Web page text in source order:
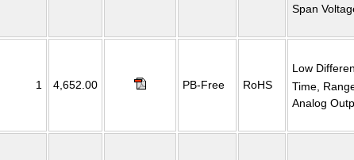
Span
1 4,652.00 PB-Free RoHS
Low
Time,
Analog